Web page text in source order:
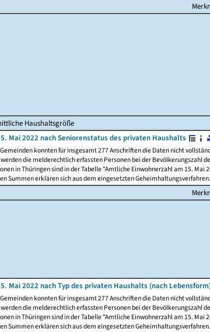
Haushaltsgröße
Mai 2022 nach Seniorenstatus des privaten Haushalts
konnten für insgesamt 277 Anschriften die Daten nicht
die melderechtlich erfassten Personen bei der
in Thüringen sind in der Tabelle "Amtliche Einwohnerzahl am 15.
Summen erklären sich aus dem eingesetzten Geheimhaltungsverfahren.
Mai 2022 nach Typ des privaten Haushalts (nach
konnten für insgesamt 277 Anschriften die Daten nicht
die melderechtlich erfassten Personen bei der
in Thüringen sind in der Tabelle "Amtliche Einwohnerzahl am 15.
Summen erklären sich aus dem eingesetzten Geheimhaltungsverfahren.